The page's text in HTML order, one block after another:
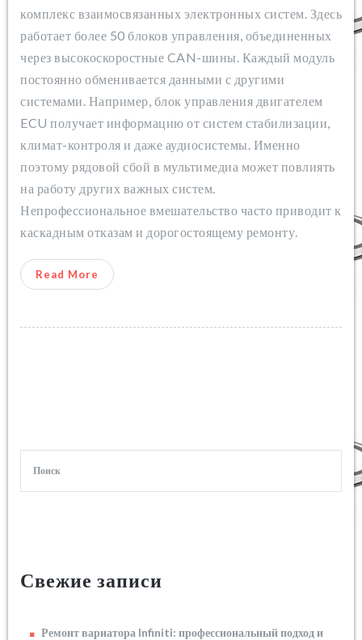
комплекс взаимосвязанных электронных систем. Здесь
работает более 50 блоков управления, объединенных
через высокоскоростные CAN-шины. Каждый модуль
постоянно обменивается данными с другими
системами. Например, блок управления двигателем
ECU получает информацию от систем стабилизации,
климат-контроля и даже аудиосистемы. Именно
поэтому рядовой сбой в мультимедиа может повлиять
на работу других важных систем.
Непрофессиональное вмешательство часто приводит к
каскадным отказам и дорогостоящему ремонту.
Read More
Свежие записи
Ремонт вариатора Infiniti: профессиональный подход и